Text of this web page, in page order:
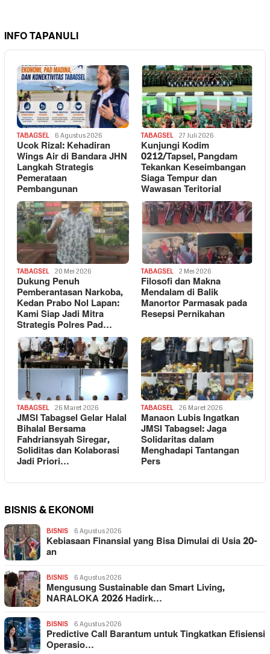
INFO TAPANULI
TABAGSEL 6 Agustus 2026
Ucok Rizal: Kehadiran
Wings Air di Bandara JHN
Langkah Strategis
Pemerataan
Pembangunan
TABAGSEL 27 Juli 2026
Kunjungi Kodim
0212/Tapsel, Pangdam
Tekankan Keseimbangan
Siaga Tempur dan
Wawasan Teritorial
TABAGSEL 20 Mei 2026
Dukung Penuh
Pemberantasan Narkoba,
Kedan Prabo Nol Lapan:
Kami Siap Jadi Mitra
Strategis Polres Pad…
TABAGSEL 2 Mei 2026
Filosofi dan Makna
Mendalam di Balik
Manortor Parmasak pada
Resepsi Pernikahan
TABAGSEL 26 Maret 2026
JMSI Tabagsel Gelar Halal
Bihalal Bersama
Fahdriansyah Siregar,
Soliditas dan Kolaborasi
Jadi Priori…
TABAGSEL 26 Maret 2026
Manaon Lubis Ingatkan
JMSI Tabagsel: Jaga
Solidaritas dalam
Menghadapi Tantangan
Pers
BISNIS & EKONOMI
BISNIS 6 Agustus 2026
Kebiasaan Finansial yang Bisa Dimulai di Usia 20-
an
BISNIS 6 Agustus 2026
Mengusung Sustainable dan Smart Living,
NARALOKA 2026 Hadirk…
BISNIS 6 Agustus 2026
Predictive Call Barantum untuk Tingkatkan Efisiensi
Operasio…